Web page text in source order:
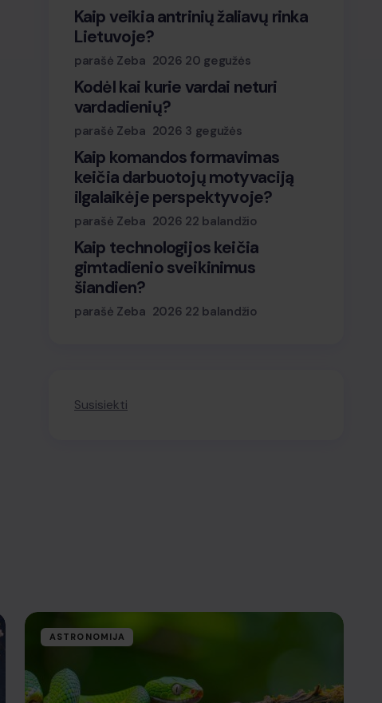
Kaip veikia antrinių žaliavų rinka
Lietuvoje?
parašė Zeba 2026 20 gegužės
Kodėl kai kurie vardai neturi
vardadienių?
parašė Zeba 2026 3 gegužės
Kaip komandos formavimas
keičia darbuotojų motyvaciją
ilgalaikėje perspektyvoje?
parašė Zeba 2026 22 balandžio
Kaip technologijos keičia
gimtadienio sveikinimus
šiandien?
parašė Zeba 2026 22 balandžio
Susisiekti
ASTRONOMIJA